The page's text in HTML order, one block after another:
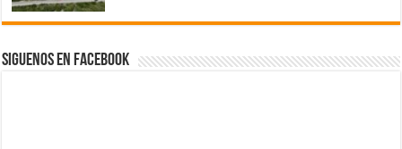
Siguenos en Facebook